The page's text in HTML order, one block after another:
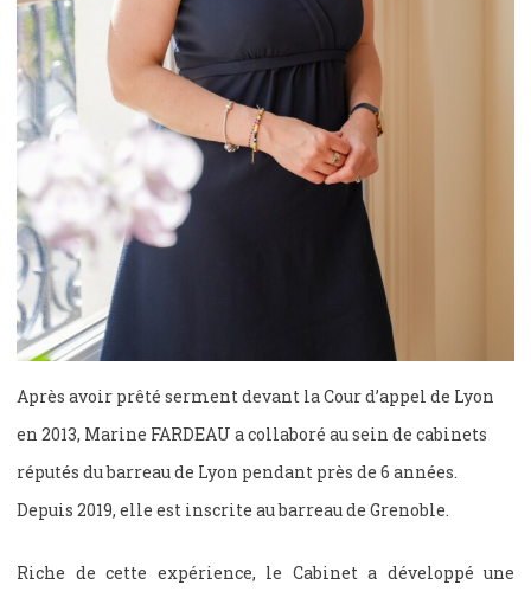
Après avoir prêté serment devant la Cour d’appel de Lyon
en 2013, Marine FARDEAU a collaboré au sein de cabinets
réputés du barreau de Lyon pendant près de 6 années.
Depuis 2019, elle est inscrite au barreau de Grenoble.
Riche de cette expérience, le Cabinet a développé une